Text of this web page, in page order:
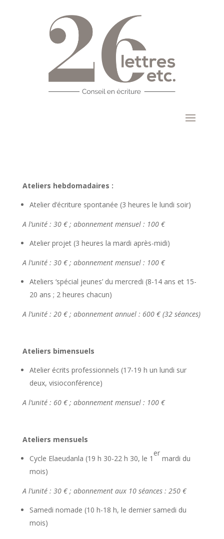
Ateliers hebdomadaires :
Atelier d’écriture spontanée (3 heures le lundi soir)
A l’unité : 30 € ; abonnement mensuel : 100 €
Atelier projet (3 heures la mardi après-midi)
A l’unité : 30 € ; abonnement mensuel : 100 €
Ateliers ‘spécial jeunes’ du mercredi (8-14 ans et 15-
20 ans ; 2 heures chacun)
A l’unité : 20 € ; abonnement annuel : 600 € (32 séances)
Ateliers bimensuels
Atelier écrits professionnels (17-19 h un lundi sur
deux, visioconférence)
A l’unité : 60 € ; abonnement mensuel : 100 €
Ateliers mensuels
Cycle Elaeudanla (19 h 30-22 h 30, le 1
er
mardi du
mois)
A l’unité : 30 € ; abonnement aux 10 séances : 250 €
Samedi nomade (10 h-18 h, le dernier samedi du
mois)